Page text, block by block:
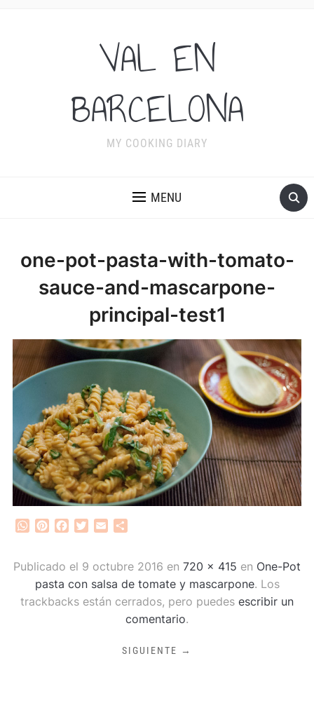
VAL EN
BARCELONA
MY COOKING DIARY
MENU
one-pot-pasta-with-tomato-
sauce-and-mascarpone-
principal-test1
WhatsApp
PinterestFacebook
Twitter
Email
Publicado el 9 octubre 2016 en 720 × 415 en One-Pot
pasta con salsa de tomate y mascarpone. Los
trackbacks están cerrados, pero puedes escribir un
comentario.
SIGUIENTE →